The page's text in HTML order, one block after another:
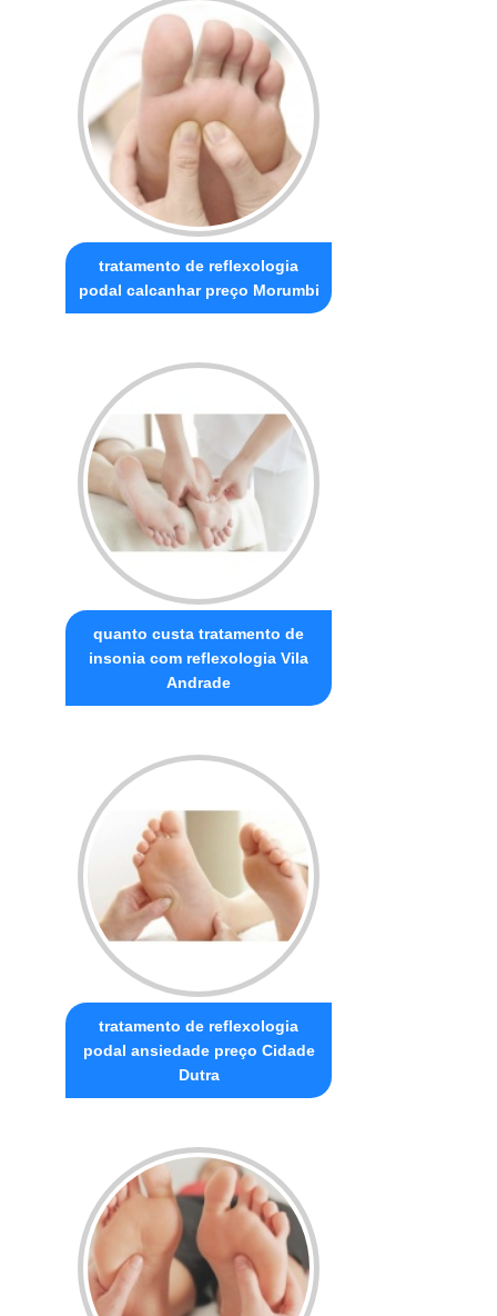
tratamento de reflexologia
podal calcanhar preço Morumbi
quanto custa tratamento de
insonia com reflexologia Vila
Andrade
tratamento de reflexologia
podal ansiedade preço Cidade
Dutra